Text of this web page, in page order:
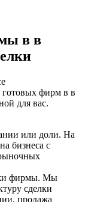
в в
фирм в в
для вас.
или доли. На
бизнеса с
фирмы. Мы
сделки
продажа